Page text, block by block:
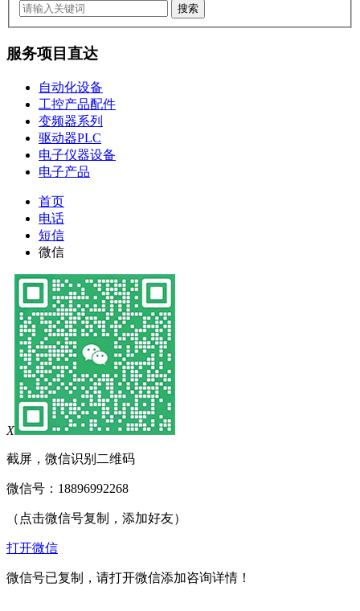
服务项目直达
自动化设备
工控产品配件
变频器系列
驱动器PLC
电子仪器设备
电子产品
首页
电话
短信
微信
X
截屏，微信识别二维码
微信号： 18896992268
（点击微信号复制，添加好友）
打开微信
微信号已复制，请打开微信添加咨询详情！